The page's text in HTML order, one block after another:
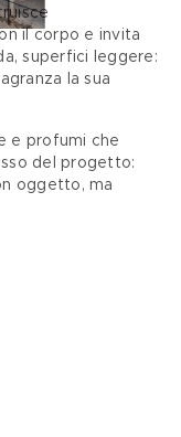
il corpo e invita
superfici leggere:
la sua
e profumi che
del progetto:
oggetto, ma